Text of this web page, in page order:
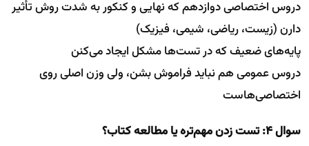
دروس اختصاصی دوازدهم که نهایی و کنکور به شدت روش تأثیر
دارن (زیست، ریاضی، شیمی، فیزیک)
پایه‌های ضعیف که در تست‌ها مشکل ایجاد می‌کنن
دروس عمومی هم نباید فراموش بشن، ولی وزن اصلی روی
اختصاصی‌هاست
سوال ۴: تست زدن مهم‌تره یا مطالعه کتاب؟